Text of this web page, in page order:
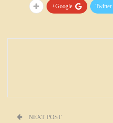
Twitter
Google+
NEXT POST